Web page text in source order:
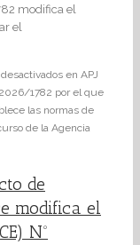
modifica el
el
en APJ
1782 por el que
las normas de
de la Agencia
de
modifica el
Nº